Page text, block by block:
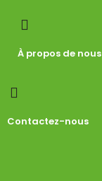
À propos de nous
Contactez-nous